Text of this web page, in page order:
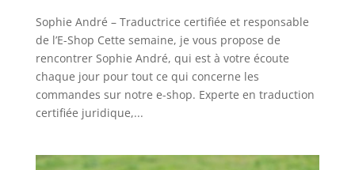
Sophie André – Traductrice certifiée et responsable
de l’E-Shop Cette semaine, je vous propose de
rencontrer Sophie André, qui est à votre écoute
chaque jour pour tout ce qui concerne les
commandes sur notre e-shop. Experte en traduction
certifiée juridique,...